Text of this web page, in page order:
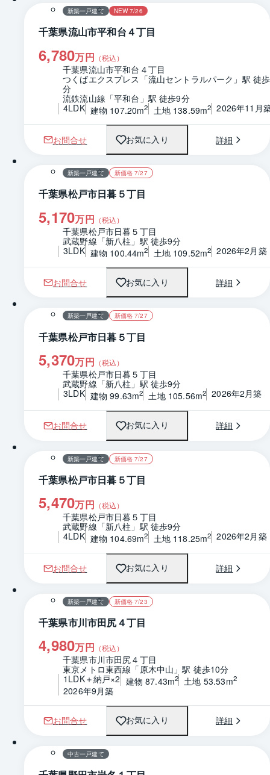
新築一戸建て NEW 7/26
千葉県流山市平和台４丁目
6,780万円 （税込）
千葉県流山市平和台４丁目
つくばエクスプレス「流山セントラルパーク」駅 徒
分
流鉄流山線「平和台」駅 徒歩9分
4LDK 建物 107.20m2 土地 138.59m2 2026年11月
お問合せ お気に入り 詳細
1 / 0 間取り
新築一戸建て 新価格 7/27
千葉県松戸市日暮５丁目
5,170万円 （税込）
千葉県松戸市日暮５丁目
武蔵野線「新八柱」駅 徒歩9分
3LDK 建物 100.44m2 土地 109.52m2 2026年2月築
お問合せ お気に入り 詳細
1 / 0 間取り
新築一戸建て 新価格 7/27
千葉県松戸市日暮５丁目
5,370万円 （税込）
千葉県松戸市日暮５丁目
武蔵野線「新八柱」駅 徒歩9分
3LDK 建物 99.63m2 土地 105.56m2 2026年2月築
お問合せ お気に入り 詳細
1 / 0 間取り
新築一戸建て 新価格 7/27
千葉県松戸市日暮５丁目
5,470万円 （税込）
千葉県松戸市日暮５丁目
武蔵野線「新八柱」駅 徒歩9分
4LDK 建物 104.69m2 土地 118.25m2 2026年2月築
お問合せ お気に入り 詳細
1 / 0 間取り
新築一戸建て 新価格 7/23
千葉県市川市田尻４丁目
4,980万円 （税込）
千葉県市川市田尻４丁目
東京メトロ東西線「原木中山」駅 徒歩10分
1LDK＋納戸×2 建物 87.43m2 土地 53.53m2
2026年9月築
お問合せ お気に入り 詳細
1 / 0 間取り
中古一戸建て